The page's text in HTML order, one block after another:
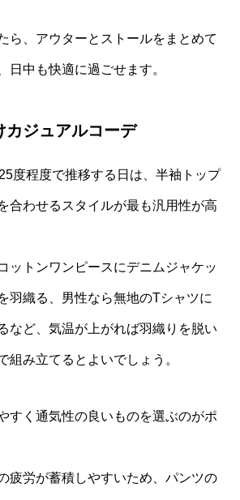
ら、アウターとストールをまとめて
日中も快適に過ごせます。
カジュアルコーデ
度程度で推移する日は、半袖トップ
合わせるスタイルが最も汎用性が高
ットンワンピースにデニムジャケッ
羽織る、男性なら無地のTシャツに
など、気温が上がれば羽織りを脱い
組み立てるとよいでしょう。
すく通気性の良いものを選ぶのがポ
疲労が蓄積しやすいため、パンツの